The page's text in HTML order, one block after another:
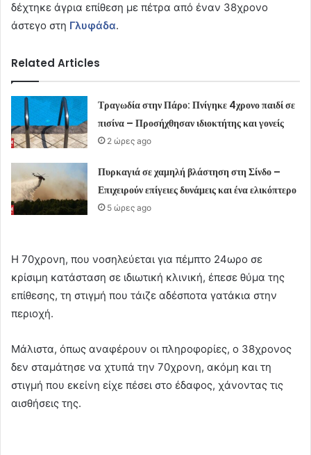
δέχτηκε άγρια επίθεση με πέτρα από έναν 38χρονο
άστεγο στη Γλυφάδα.
Related Articles
Τραγωδία στην Πάρο: Πνίγηκε 4χρονο παιδί σε
πισίνα – Προσήχθησαν ιδιοκτήτης και γονείς
2 ώρες ago
Πυρκαγιά σε χαμηλή βλάστηση στη Σίνδο –
Επιχειρούν επίγειες δυνάμεις και ένα ελικόπτερο
5 ώρες ago
Η 70χρονη, που νοσηλεύεται για πέμπτο 24ωρο σε
κρίσιμη κατάσταση σε ιδιωτική κλινική, έπεσε θύμα της
επίθεσης, τη στιγμή που τάιζε αδέσποτα γατάκια στην
περιοχή.
Μάλιστα, όπως αναφέρουν οι πληροφορίες, ο 38χρονος
δεν σταμάτησε να χτυπά την 70χρονη, ακόμη και τη
στιγμή που εκείνη είχε πέσει στο έδαφος, χάνοντας τις
αισθήσεις της.